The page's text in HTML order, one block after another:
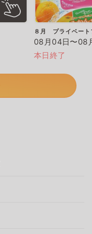
８月 プライベート
08月04日〜08
本日終了